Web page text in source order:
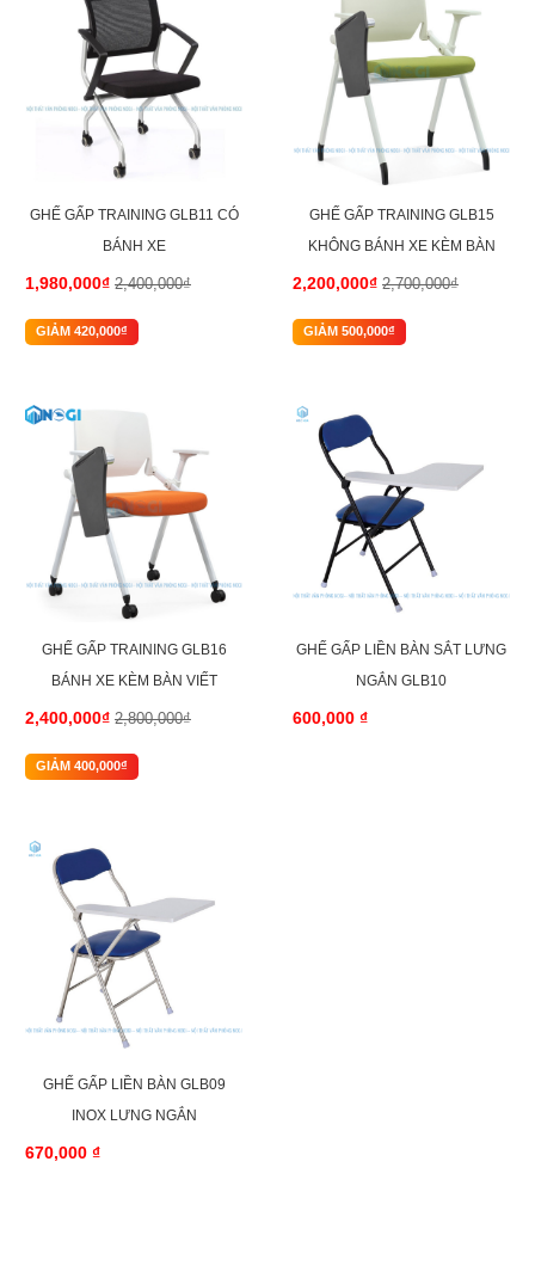
GHẾ GẤP TRAINING GLB11 CÓ
BÁNH XE
1,980,000₫ 2,400,000₫
GIẢM 420,000₫
GHẾ GẤP TRAINING GLB15
KHÔNG BÁNH XE KÈM BÀN
VIẾT
2,200,000₫ 2,700,000₫
GIẢM 500,000₫
-14%
GHẾ GẤP TRAINING GLB16
BÁNH XE KÈM BÀN VIẾT
2,400,000₫ 2,800,000₫
GIẢM 400,000₫
GHẾ GẤP LIỀN BÀN SẮT LƯNG
NGẮN GLB10
600,000 ₫
GHẾ GẤP LIỀN BÀN GLB09
INOX LƯNG NGẮN
670,000 ₫